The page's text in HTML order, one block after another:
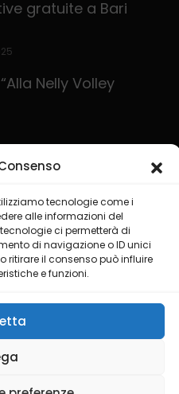
tecnologie come i
alle informazioni del
ci permetterà di
di navigazione o ID unici
ritirare il consenso può influire
e funzioni.
gratuite a Bari
Nelly Volley
POLICY